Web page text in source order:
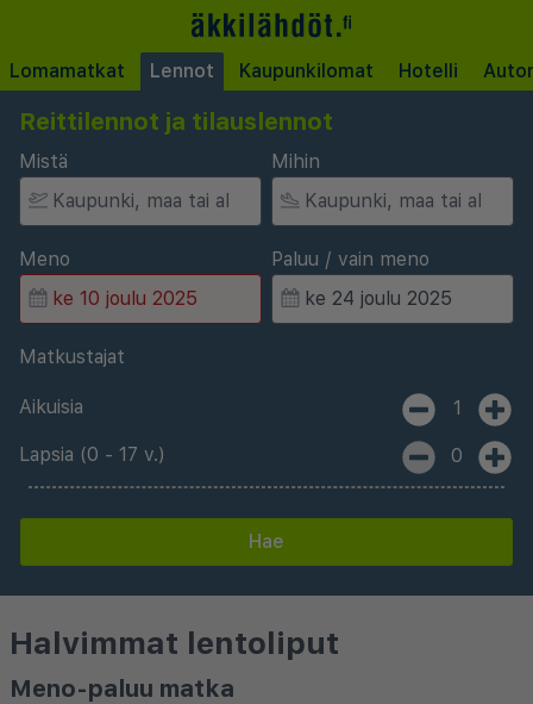
Lomamatkat Lennot Kaupunkilomat Hotelli
Reittilennot ja tilauslennot
Mistä Mihin
Meno Paluu / vain meno
Matkustajat
Aikuisia 1
Lapsia (0 - 17 v.) 0
Hae
Halvimmat lentoliput
Meno-paluu matka